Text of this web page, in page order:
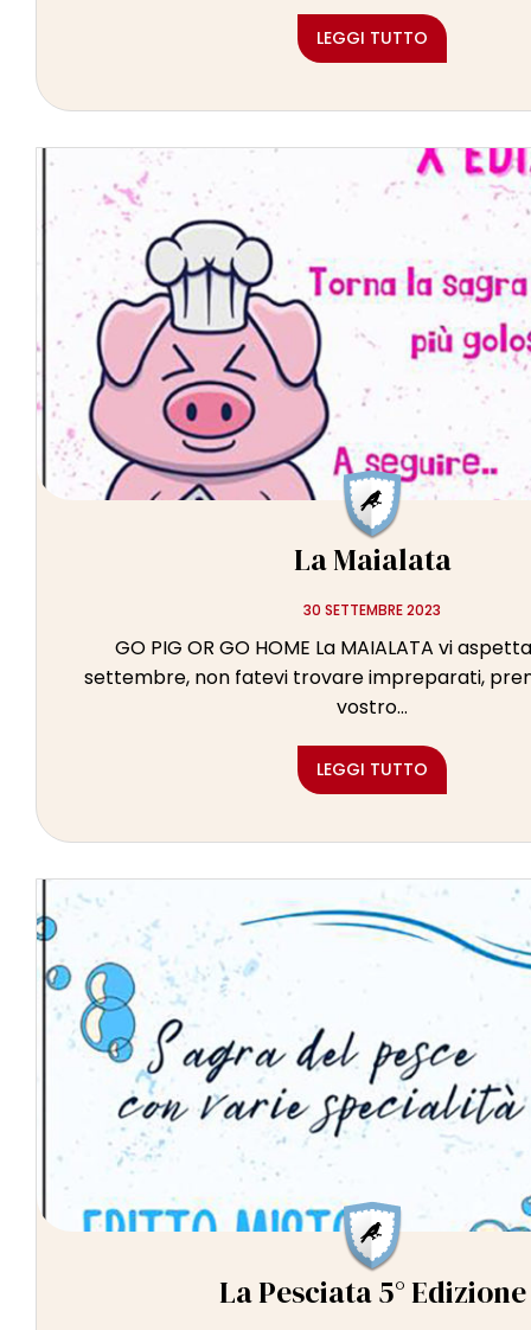
LEGGI TUTTO
La Maialata
30 SETTEMBRE 2023
GO PIG OR GO HOME La MAIALATA vi
settembre, non fatevi trovare impreparati,
vostro...
LEGGI TUTTO
La Pesciata 5° Edizione